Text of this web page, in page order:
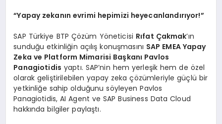
“Yapay zekanın evrimi hepimizi heyecanlandırıyor!”
SAP Türkiye BTP Çözüm Yöneticisi Rıfat Çakmak’ın
sunduğu etkinliğin açılış konuşmasını SAP EMEA Yapay
Zeka ve Platform Mimarisi Başkanı Pavlos
Panagiotidis yaptı. SAP’nin hem yerleşik hem de özel
olarak geliştirilebilen yapay zeka çözümleriyle güçlü bir
yetkinliğe sahip olduğunu söyleyen Pavlos
Panagiotidis, AI Agent ve SAP Business Data Cloud
hakkında bilgiler paylaştı.